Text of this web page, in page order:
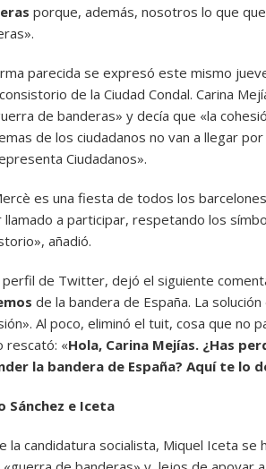
porque, además, nosotros lo que
parecida se expresó este mismo
de la Ciudad Condal. Carina
de banderas» y decía que «la
de los ciudadanos no van a llegar
Ciudadanos».
es una fiesta de todos los
llamado a participar, respetando los
añadió.
perfil de Twitter, dejó el siguiente
de la bandera de España. La
Al poco, eliminó el tuit, cosa que no
rescató: «Hola, Carina Mejías. ¿Has
la bandera de España? Aquí te lo
Sánchez e Iceta
la candidatura socialista, Miquel Iceta se